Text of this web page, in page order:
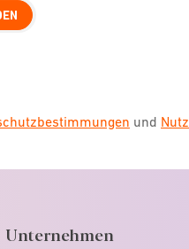
und
Unternehmen